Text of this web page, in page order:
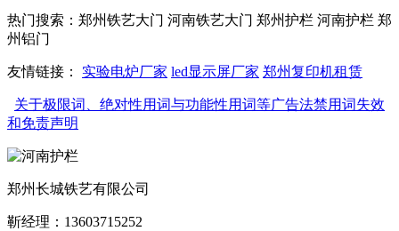
热门搜索：郑州铁艺大门 河南铁艺大门 郑州护栏 河南护栏 郑
州铝门
友情链接： 实验电炉厂家 led显示屏厂家 郑州复印机租赁
关于极限词、绝对性用词与功能性用词等广告法禁用词失效
和免责声明
郑州长城铁艺有限公司
靳经理：13603715252